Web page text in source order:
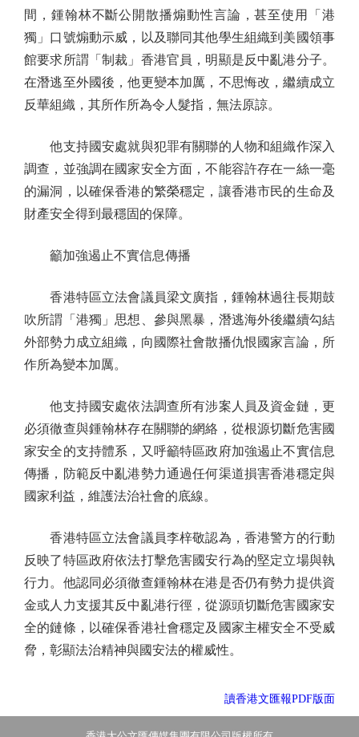
間，鍾翰林不斷公開散播煽動性言論，甚至使用「港
獨」口號煽動示威，以及聯同其他學生組織到美國領事
館要求所謂「制裁」香港官員，明顯是反中亂港分子。
在潛逃至外國後，他更變本加厲，不思悔改，繼續成立
反華組織，其所作所為令人髮指，無法原諒。
他支持國安處就與犯罪有關聯的人物和組織作深入
調查，並強調在國家安全方面，不能容許存在一絲一毫
的漏洞，以確保香港的繁榮穩定，讓香港市民的生命及
財產安全得到最穩固的保障。
籲加強遏止不實信息傳播
香港特區立法會議員梁文廣指，鍾翰林過往長期鼓
吹所謂「港獨」思想、參與黑暴，潛逃海外後繼續勾結
外部勢力成立組織，向國際社會散播仇恨國家言論，所
作所為變本加厲。
他支持國安處依法調查所有涉案人員及資金鏈，更
必須徹查與鍾翰林存在關聯的網絡，從根源切斷危害國
家安全的支持體系，又呼籲特區政府加強遏止不實信息
傳播，防範反中亂港勢力通過任何渠道損害香港穩定與
國家利益，維護法治社會的底線。
香港特區立法會議員李梓敬認為，香港警方的行動
反映了特區政府依法打擊危害國安行為的堅定立場與執
行力。他認同必須徹查鍾翰林在港是否仍有勢力提供資
金或人力支援其反中亂港行徑，從源頭切斷危害國家安
全的鏈條，以確保香港社會穩定及國家主權安全不受威
脅，彰顯法治精神與國安法的權威性。
讀香港文匯報PDF版面